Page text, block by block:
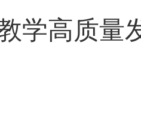
学高质量